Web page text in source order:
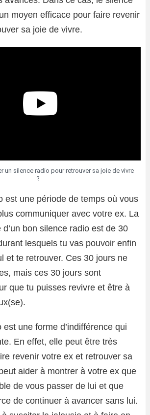
moyen efficace pour faire revenir
sa joie de vivre.
un silence radio pour retrouver sa joie de vivre
?
est une période de temps où vous
communiquer avec votre ex. La
bon silence radio est de 30
lesquels tu vas pouvoir enfin
et te retrouver. Ces 30 jours ne
mais ces 30 jours sont
que tu puisses revivre et être à
est une forme d’indifférence qui
En effet, elle peut être très
revenir votre ex et retrouver sa
aider à montrer à votre ex que
de vous passer de lui et que
de continuer à avancer sans lui.